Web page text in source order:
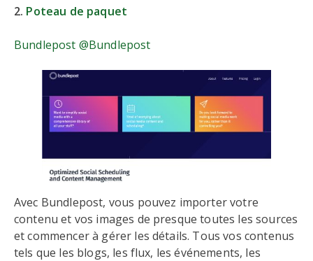
2. Poteau de paquet
Bundlepost @Bundlepost
Avec Bundlepost, vous pouvez importer votre
contenu et vos images de presque toutes les sources
et commencer à gérer les détails. Tous vos contenus
tels que les blogs, les flux, les événements, les